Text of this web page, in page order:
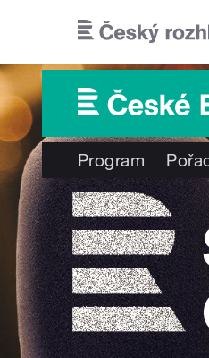
Program